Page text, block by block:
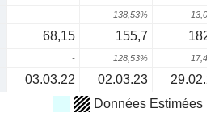
- 138,53%
68,15 155,7
- 128,53%
03.03.22 02.03.23
Données Estimées